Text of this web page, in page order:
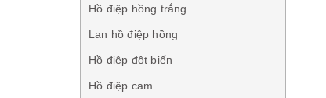
Hồ điệp hồng trắng
Lan hồ điệp hồng
Hồ điệp đột biến
Hồ điệp cam